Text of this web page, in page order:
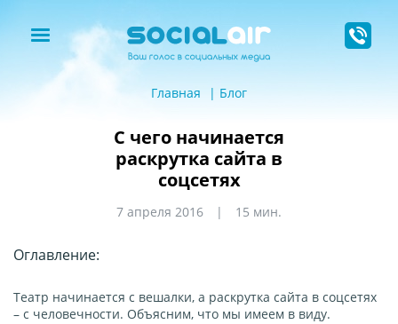
Главная Блог
С чего начинается
раскрутка сайта в
соцсетях
7 апреля 2016 15 мин.
Оглавление:
Театр начинается с вешалки, а раскрутка сайта в соцсетях
– с человечности. Объясним, что мы имеем в виду.